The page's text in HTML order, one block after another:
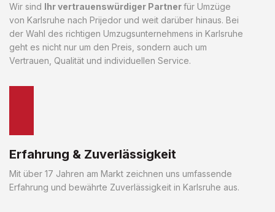
Wir sind Ihr vertrauenswürdiger Partnerfür Umzüge
von Karlsruhe nach Prijedor und weit darüber hinaus. Bei
der Wahl des richtigen Umzugsunternehmens in Karlsruhe
geht es nicht nur um den Preis, sondern auch um
Vertrauen, Qualität und individuellen Service.
Erfahrung & Zuverlässigkeit
Mit über 17 Jahren am Markt zeichnen uns umfassende
Erfahrung und bewährte Zuverlässigkeit in Karlsruhe aus.